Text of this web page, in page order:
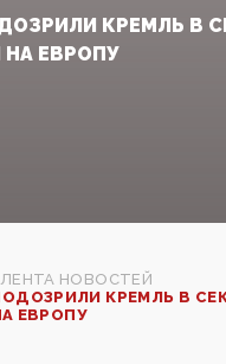
КРЕМЛЬ В
ЕВРОПУ
ЛЕНТА НОВОСТЕЙ
КРЕМЛЬ В
ЕВРОПУ